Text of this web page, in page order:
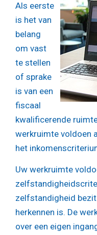
Als eerste
is het van
belang
om vast
te stellen
of sprake
is van een
fiscaal
kwalificerende
werkruimte voldoen
het
Uw werkruimte
zelfstandigheid
herkennen is. De
over een eigen